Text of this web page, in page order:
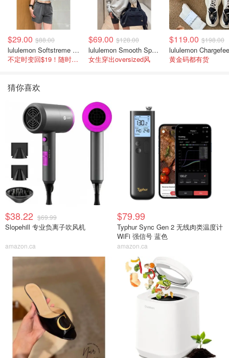
$29.00 $88.00
lululemon Softstreme 女士高腰短裤 10cm
不定时变回$19！随时点进来看
$69.00 $128.00
lululemon Smooth Spacer 经典卫衣
女生穿出oversized风
$119.00 $198.00
黄金码都有货
猜你喜欢
$38.22 $69.99
Slopehill 专业负离子吹风机
amazon.ca
$79.99
Typhur Sync Gen 2 无线肉类温度计
WiFi 强信号 蓝色
amazon.ca